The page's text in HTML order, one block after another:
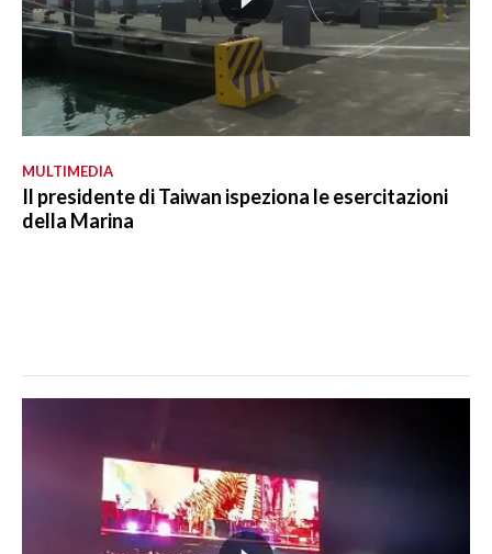
MULTIMEDIA
Il presidente di Taiwan ispeziona le esercitazioni
della Marina